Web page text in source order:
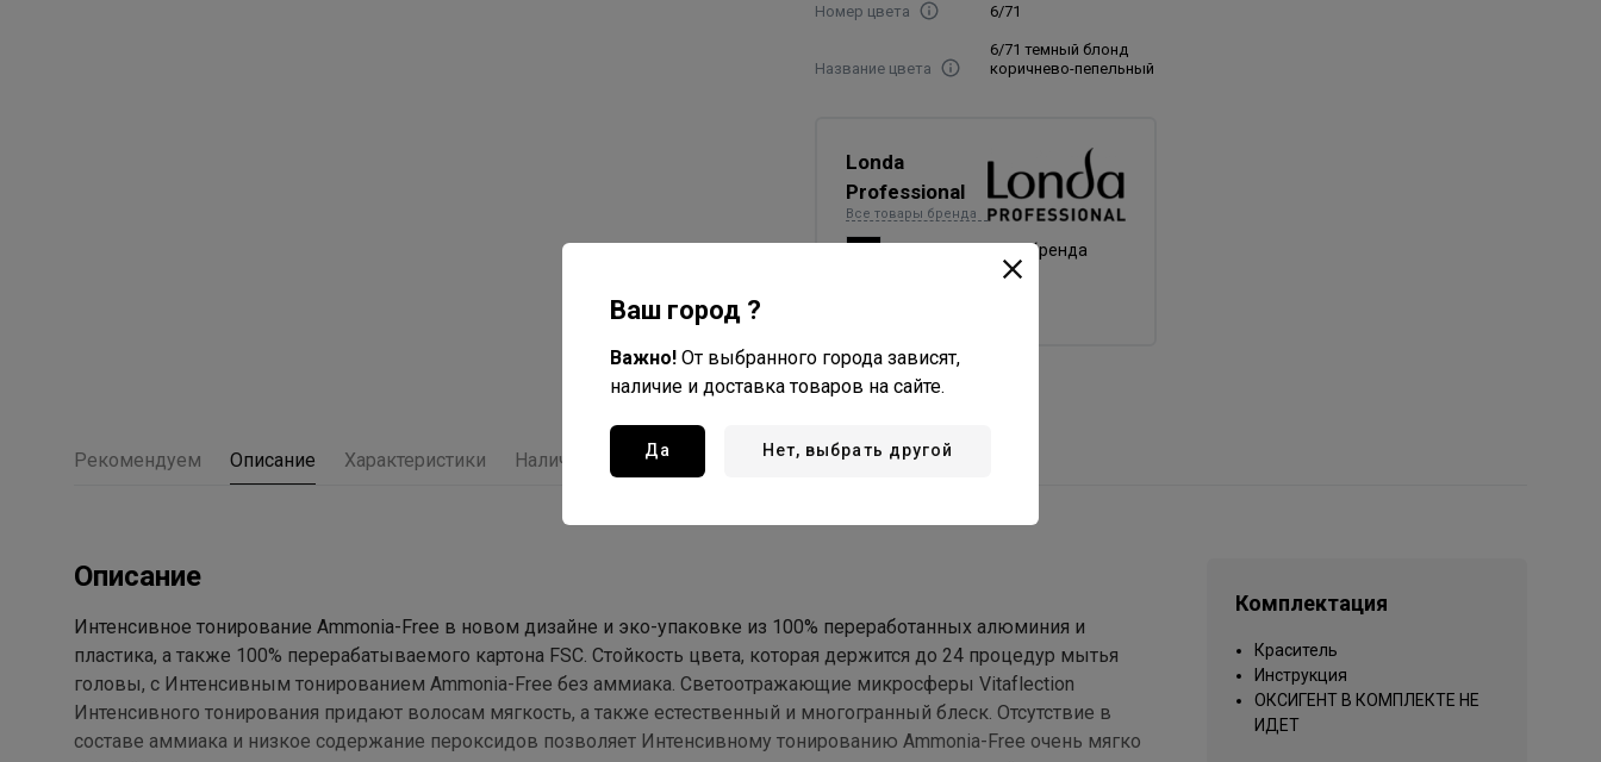
Номер цвета 6/71
Название цвета
6/71 темный блонд
коричнево-пепельный
Londa
Professional
Все товары бренда
Германия - страна бренда
Рекомендуем Описание Характеристики Наличие Отзывы
Описание
Интенсивное тонирование Ammonia-Free в новом дизайне и эко-упаковке из 100% переработанных алюминия и
пластика, а также 100% перерабатываемого картона FSC. Стойкость цвета, которая держится до 24 процедур мытья
головы, с Интенсивным тонированием Ammonia-Free без аммиака. Светоотражающие микросферы Vitaflection
Интенсивного тонирования придают волосам мягкость, а также естественный и многогранный блеск. Отсутствие в
составе аммиака и низкое содержание пероксидов позволяет Интенсивному тонированию Ammonia-Free очень мягко
Комплектация
Краситель
Инструкция
ОКСИГЕНТ В КОМПЛЕКТЕ НЕ
ИДЕТ
Ваш город ?
Важно! От выбранного города зависят,
наличие и доставка товаров на сайте.
Да Нет, выбрать другой